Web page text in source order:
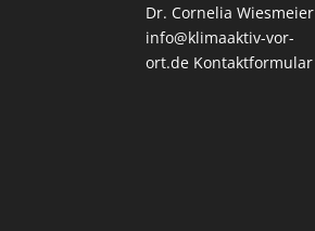
Dr. Cornelia Wiesmeier
info@klimaaktiv-vor-
ort.de Kontaktformular